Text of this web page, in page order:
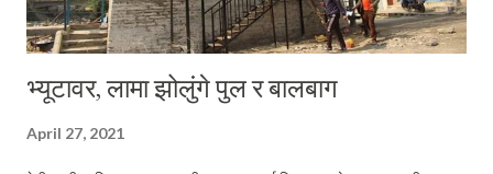
भ्यूटावर, लामा झोलुंगे पुल र बालबाग
April 27, 2021